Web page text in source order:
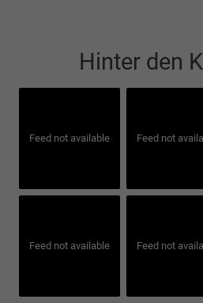
Hinter den
Feed not available Feed not
Feed not available Feed not